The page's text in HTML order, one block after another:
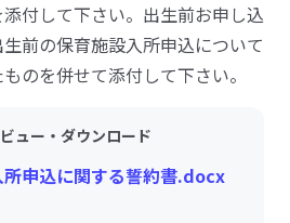
付して下さい。出生前お申し込
前の保育施設入所申込について
のを併せて添付して下さい。
ュー・ダウンロード
申込に関する誓約書.docx